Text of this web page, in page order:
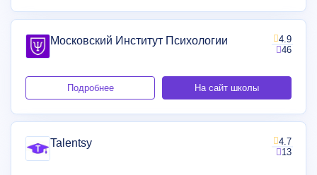
Московский Институт Психологии
4.9
46
Подробнее На сайт школы
Talentsy
4.7
13